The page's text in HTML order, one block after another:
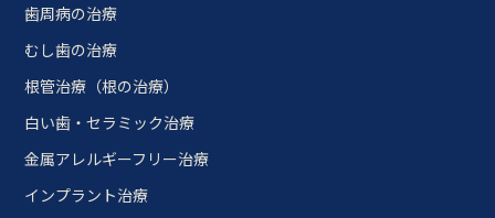
歯周病の治療
むし歯の治療
根管治療（根の治療）
白い歯・セラミック治療
金属アレルギーフリー治療
インプラント治療